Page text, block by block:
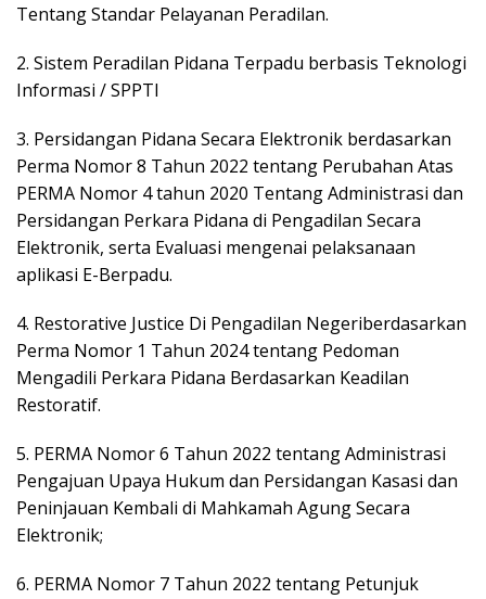
Tentang Standar Pelayanan Peradilan.
2. Sistem Peradilan Pidana Terpadu berbasis Teknologi
Informasi / SPPTI
3. Persidangan Pidana Secara Elektronik berdasarkan
Perma Nomor 8 Tahun 2022 tentang Perubahan Atas
PERMA Nomor 4 tahun 2020 Tentang Administrasi dan
Persidangan Perkara Pidana di Pengadilan Secara
Elektronik, serta Evaluasi mengenai pelaksanaan
aplikasi E-Berpadu.
4. Restorative Justice Di Pengadilan Negeriberdasarkan
Perma Nomor 1 Tahun 2024 tentang Pedoman
Mengadili Perkara Pidana Berdasarkan Keadilan
Restoratif.
5. PERMA Nomor 6 Tahun 2022 tentang Administrasi
Pengajuan Upaya Hukum dan Persidangan Kasasi dan
Peninjauan Kembali di Mahkamah Agung Secara
Elektronik;
6. PERMA Nomor 7 Tahun 2022 tentang Petunjuk